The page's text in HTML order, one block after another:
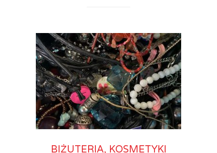
BIŻUTERIA, KOSMETYKI